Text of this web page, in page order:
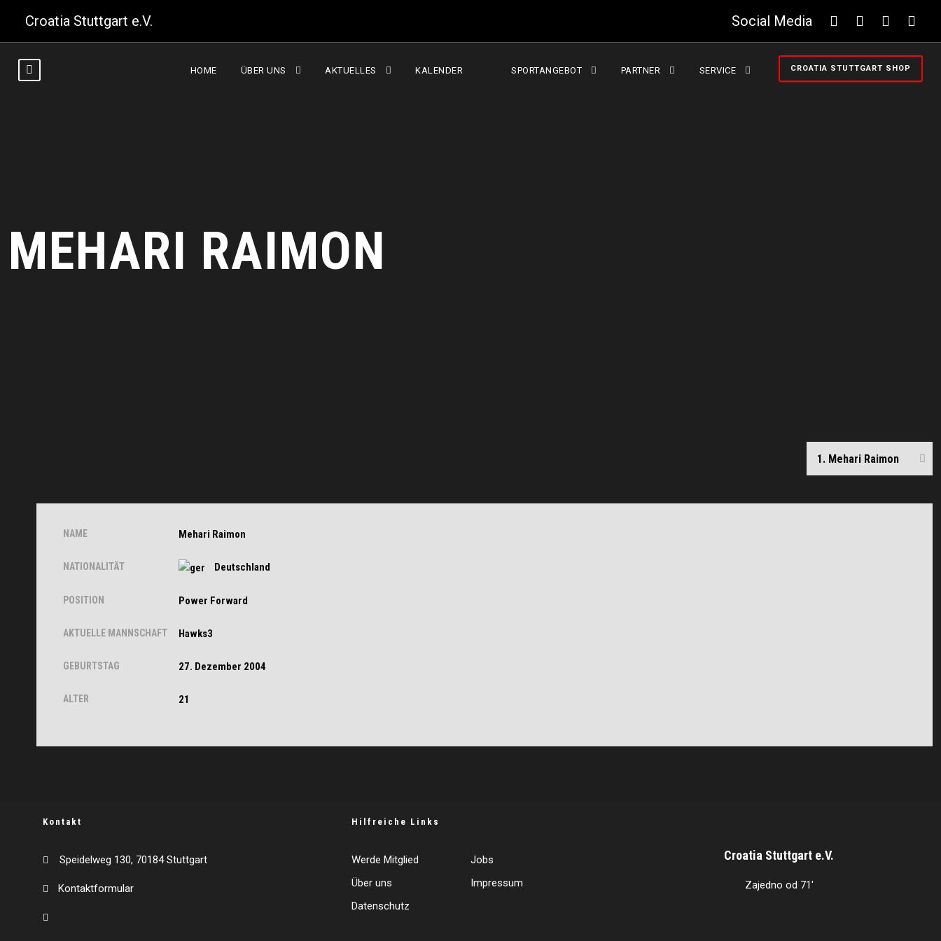
Croatia Stuttgart e.V. Social Media
HOME ÜBER UNS AKTUELLES KALENDER SPORTANGEBOT PARTNER SERVICE CROATIA STUTTGART SHOP
MEHARI RAIMON
NAME Mehari Raimon
NATIONALITÄT Deutschland
POSITION Power Forward
AKTUELLE MANNSCHAFT Hawks3
GEBURTSTAG 27. Dezember 2004
ALTER 21
Kontakt
Speidelweg 130, 70184 Stuttgart
Kontaktformular
Hilfreiche Links
Werde Mitglied
Jobs
Über uns
Impressum
Datenschutz
Croatia Stuttgart e.V.
Zajedno od 71'